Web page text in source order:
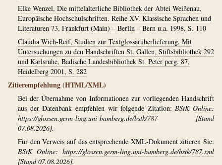
Elke Wenzel, Die mittelalterliche Bibliothek der Abtei Weißenau,
Europäische Hochschulschriften. Reihe XV. Klassische Sprachen und
Literaturen 73, Frankfurt (Main) – Berlin – Bern u.a. 1998, S. 110
Claudia Wich-Reif, Studien zur Textglossarüberlieferung. Mit
Untersuchungen zu den Handschriften St. Gallen, Stiftsbibliothek 292
und Karlsruhe, Badische Landesbibliothek St. Peter perg. 87,
Heidelberg 2001, S. 282
Zitierempfehlung (HTML/XML)
Bei der Übernahme von Informationen zur vorliegenden Handschrift
aus der Datenbank empfehlen wir folgende Zitation:BStK Online:
https://glossen.germ-ling.uni-bamberg.de/bstk/787[Stand
07.08.2026].
Für den Verweis auf das entsprechende XML-Dokument zitieren Sie:
BStK Online: https://glossen.germ-ling.uni-bamberg.de/bstk/787.xml
[Stand 07.08.2026].